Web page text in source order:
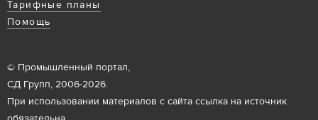
Тарифные планы
Помощь
© Промышленный портал,
СД Групп, 2006-2026.
При использовании материалов с сайта ссылка на источник